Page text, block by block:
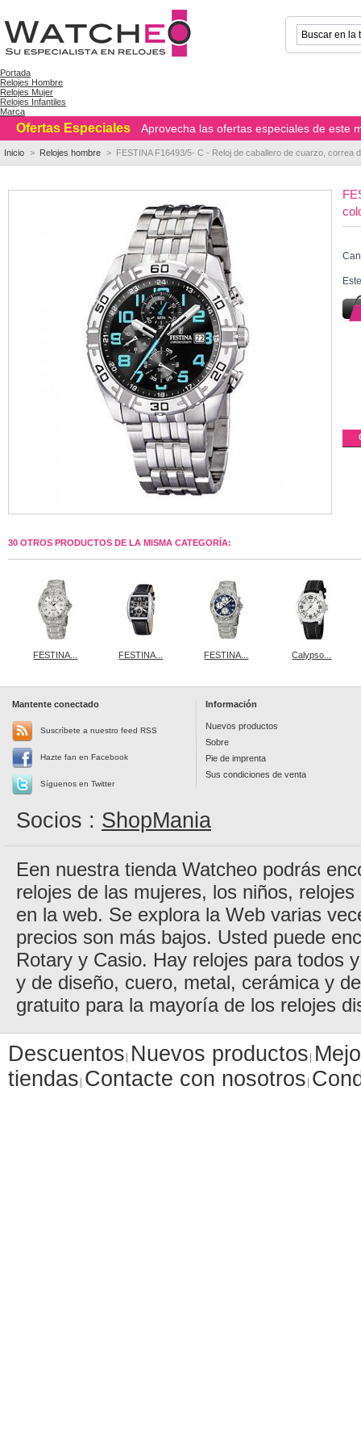
Portada
Relojes Hombre
Relojes Mujer
Relojes Infantiles
Marca
Ofertas Especiales Aprovecha las ofertas especiales de este
Inicio > Relojes hombre > FESTINA F16493/5- C - Reloj de caballero de cuarzo, correa
30 OTROS PRODUCTOS DE LA MISMA CATEGORÍA:
FESTINA... FESTINA... FESTINA... Calypso...
Mantente conectado
Suscríbete a nuestro feed RSS
Hazte fan en Facebook
Síguenos en Twitter
Información
Nuevos productos
Sobre
Pie de imprenta
Sus condiciones de venta
Socios : ShopMania
Een nuestra tienda Watcheo podrás
relojes de las mujeres, los niños,
en la web. Se explora la Web varias
precios son más bajos. Usted puede
Rotary y Casio. Hay relojes para todos
y de diseño, cuero, metal, cerámica y
gratuito para la mayoría de los relojes
Descuentos Nuevos productos
tiendas Contacte con nosotros